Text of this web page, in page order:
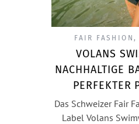
FAIR FASHION,
VOLANS
NACHHALTIGE
PERFEKTER
Das Schweizer Fair
Label Volans